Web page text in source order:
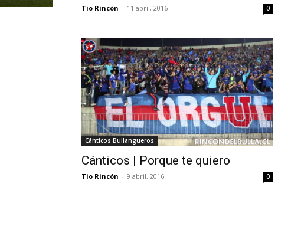
Tio Rincón - 11 abril, 2016 0
Cánticos Bullangueros
Cánticos | Porque te quiero
Tio Rincón - 9 abril, 2016 0